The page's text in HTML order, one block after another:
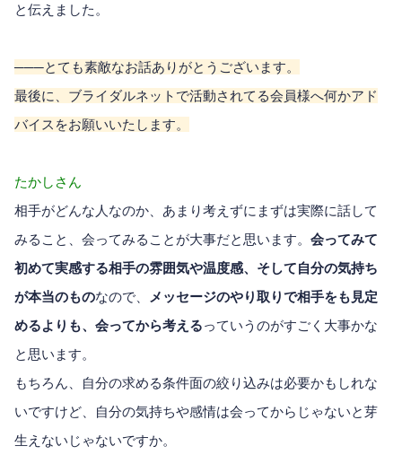
と伝えました。
───とても素敵なお話ありがとうございます。
最後に、ブライダルネットで活動されてる会員様へ何かアド
バイスをお願いいたします。
たかしさん
相手がどんな人なのか、あまり考えずにまずは実際に話して
みること、会ってみることが大事だと思います。 会ってみて
初めて実感する相手の雰囲気や温度感、そして自分の気持ち
が本当のものなので、
メッセージのやり取りで相手をも見定
めるよりも、会ってから考えるっていうのがすごく大事かな
と思います。
もちろん、自分の求める条件面の絞り込みは必要かもしれな
いですけど、自分の気持ちや感情は会ってからじゃないと芽
生えないじゃないですか。